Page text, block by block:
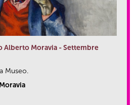
Alberto Moravia - Settembre
Museo.